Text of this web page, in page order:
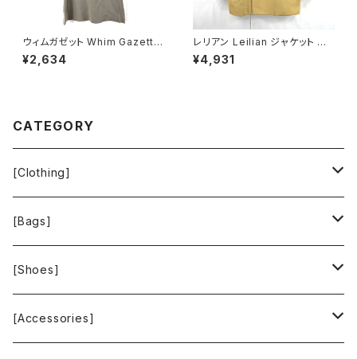
ウィムガゼット Whim Gazette
スカート ロング フレア 無地 レ
ーヨン ウエストゴム ベージュ系
¥2,634
レリアン Leilian ジャケット 肩
パッド 黄色 金色 13+サイズ 90
0590
¥4,931
CATEGORY
[Clothing]
Krochet Kids International
[Bags]
BAGGU
FOOD TEXTILE
[Shoes]
TOMS
[Accessories]